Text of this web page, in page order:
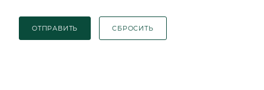
ОТПРАВИТЬ СБРОСИТЬ